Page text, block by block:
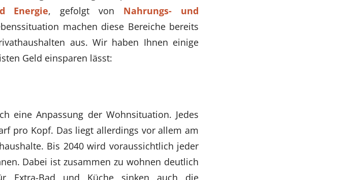
Energie, gefolgt von Nahrungs- und
machen diese Bereiche bereits
aus. Wir haben Ihnen einige
Geld einsparen lässt:
eine Anpassung der Wohnsituation. Jedes
pro Kopf. Das liegt allerdings vor allem am
Bis 2040 wird voraussichtlich jeder
Dabei ist zusammen zu wohnen deutlich
Extra-Bad und Küche sinken auch die